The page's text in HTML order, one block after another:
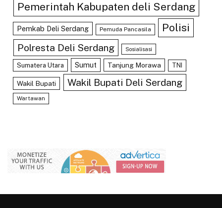
Pemerintah Kabupaten deli Serdang
Pemkab Deli Serdang Pemuda Pancasila Polisi
Polresta Deli Serdang Sosialisasi
Sumatera Utara Sumut Tanjung Morawa TNI
Wakil Bupati Wakil Bupati Deli Serdang
Wartawan